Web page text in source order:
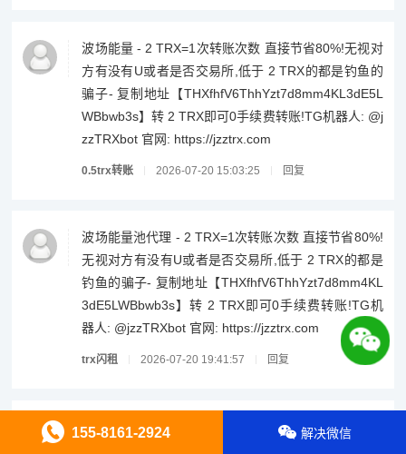
波场能量 - 2 TRX=1次转账次数 直接节省80%!无视对
方有没有U或者是否交易所,低于 2 TRX的都是钓鱼的
骗子- 复制地址【THXfhfV6ThhYzt7d8mm4KL3dE5L
WBbwb3s】转 2 TRX即可0手续费转账!TG机器人: @j
zzTRXbot 官网: https://jzztrx.com
0.5trx转账 2026-07-20 15:03:25 回复
波场能量池代理 - 2 TRX=1次转账次数 直接节省80%!
无视对方有没有U或者是否交易所,低于 2 TRX的都是
钓鱼的骗子- 复制地址【THXfhfV6ThhYzt7d8mm4KL
3dE5LWBbwb3s】转 2 TRX即可0手续费转账!TG机
器人: @jzzTRXbot 官网: https://jzztrx.com
trx闪租 2026-07-20 19:41:57 回复
能量闪租 - 2 TRX=1次转账次数 直接节省80%!无视对
155-8161-2924 解决微信